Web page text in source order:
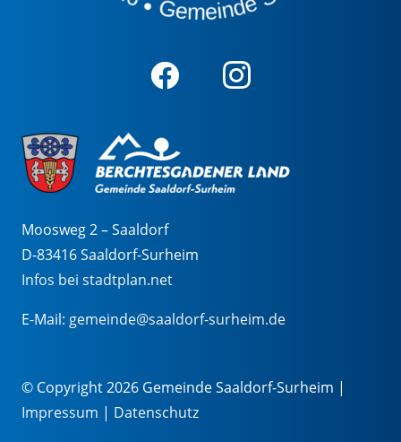
Moosweg 2 – Saaldorf
D-83416 Saaldorf-Surheim
Infos bei stadtplan.net
E-Mail: gemeinde@saaldorf-surheim.de
© Copyright 2026 Gemeinde Saaldorf-Surheim |
Impressum | Datenschutz